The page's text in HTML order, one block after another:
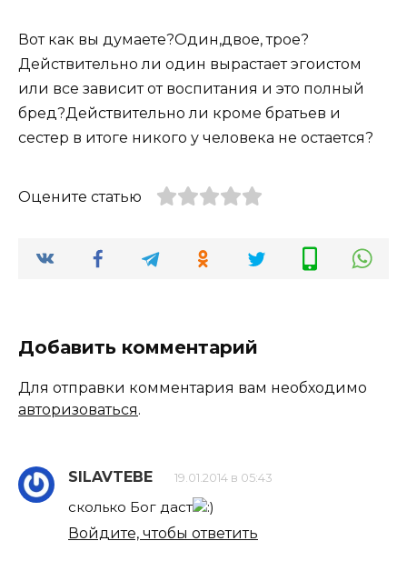
Вот как вы думаете?Один,двое, трое?
Действительно ли один вырастает эгоистом
или все зависит от воспитания и это полный
бред?Действительно ли кроме братьев и
сестер в итоге никого у человека не остается?
Оцените статью
Добавить комментарий
Для отправки комментария вам необходимо
авторизоваться.
SILAVTEBE 19.01.2014 в 05:43
сколько Бог даст
Войдите, чтобы ответить